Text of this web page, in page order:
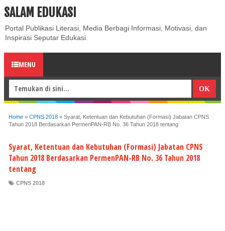
ABOUT CONTACT US
SALAM EDUKASI
Portal Publikasi Literasi, Media Berbagi Informasi, Motivasi, dan
Inspirasi Seputar Edukasi.
MENU
Home » CPNS 2018 » Syarat, Ketentuan dan Kebutuhan (Formasi) Jabatan CPNS
Tahun 2018 Berdasarkan PermenPAN-RB No. 36 Tahun 2018 tentang
Syarat, Ketentuan dan Kebutuhan (Formasi) Jabatan CPNS
Tahun 2018 Berdasarkan PermenPAN-RB No. 36 Tahun 2018
tentang
CPNS 2018